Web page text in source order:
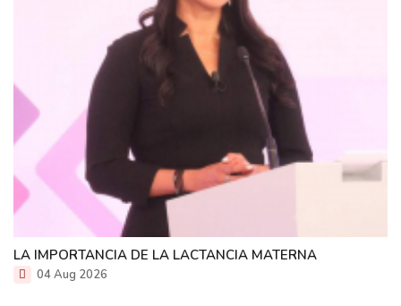
LA IMPORTANCIA DE LA LACTANCIA MATERNA
04 Aug 2026